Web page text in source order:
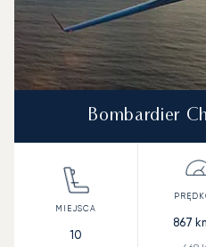
Bombardier
10
867